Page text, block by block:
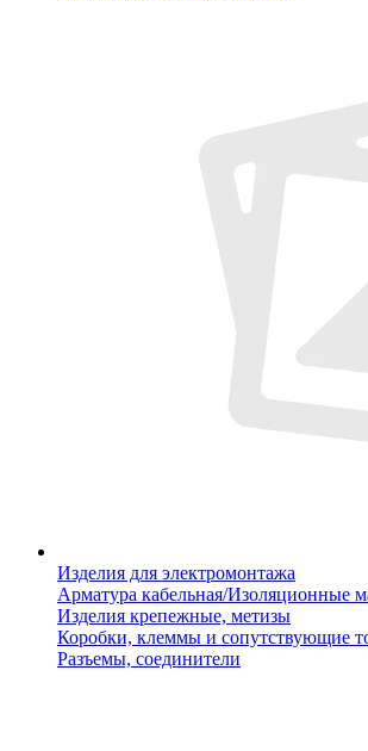
Изделия для электромонтажа
Арматура кабельная/Изоляционные
Изделия крепежные, метизы
Коробки, клеммы и сопутствующие
Разъемы, соединители